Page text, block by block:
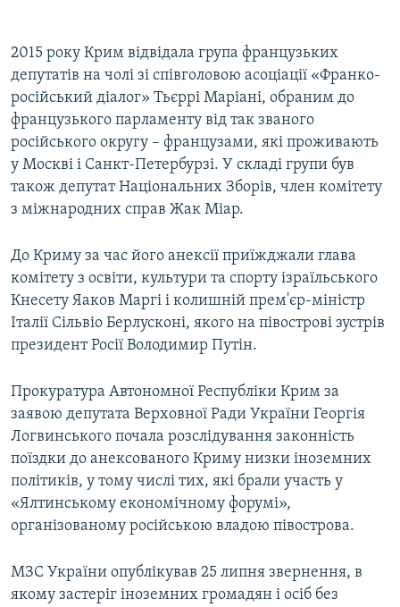
2015 року Крим відвідала група французьких
депутатів на чолі зі співголовою асоціації «Франко-
російський діалог» Тьєррі Маріані, обраним до
французького парламенту від так званого
російського округу – французами, які проживають
у Москві і Санкт-Петербурзі. У складі групи був
також депутат Національних Зборів, член комітету
з міжнародних справ Жак Міар.
До Криму за час його анексії приїжджали глава
комітету з освіти, культури та спорту ізраїльського
Кнесету Яаков Маргі і колишній прем'єр-міністр
Італії Сільвіо Берлусконі, якого на півострові зустрів
президент Росії Володимир Путін.
Прокуратура Автономної Республіки Крим за
заявою депутата Верховної Ради України Георгія
Логвинського почала розслідування законність
поїздки до анексованого Криму низки іноземних
політиків, у тому числі тих, які брали участь у
«Ялтинському економічному форумі»,
організованому російською владою півострова.
МЗС України опублікував 25 липня звернення, в
якому застеріг іноземних громадян і осіб без